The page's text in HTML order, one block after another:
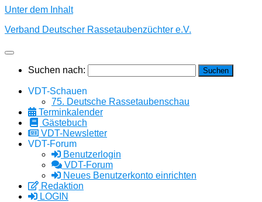
Unter dem Inhalt
Verband Deutscher Rassetaubenzüchter e.V.
Suchen nach:
VDT-Schauen
75. Deutsche Rassetaubenschau
Terminkalender
Gästebuch
VDT-Newsletter
VDT-Forum
Benutzerlogin
VDT-Forum
Neues Benutzerkonto einrichten
Redaktion
LOGIN